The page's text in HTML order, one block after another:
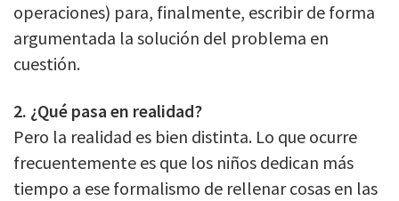
operaciones) para, finalmente, escribir de forma
argumentada la solución del problema en
cuestión.
2. ¿Qué pasa en realidad?
Pero la realidad es bien distinta. Lo que ocurre
frecuentemente es que los niños dedican más
tiempo a ese formalismo de rellenar cosas en las